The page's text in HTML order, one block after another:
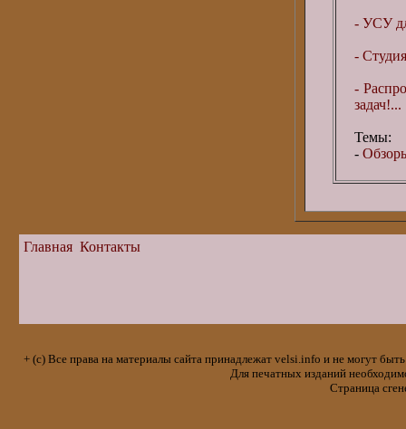
- УСУ
-
-
задач!...
Темы:
-
Главная Контакты
+ (с) Все права на материалы сайта принадлежат velsi.info и не могут
Для печатных изданий
Страница